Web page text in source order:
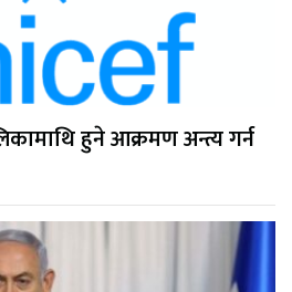
हुने आक्रमण अन्त्य गर्न